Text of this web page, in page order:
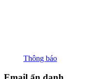
Thông báo